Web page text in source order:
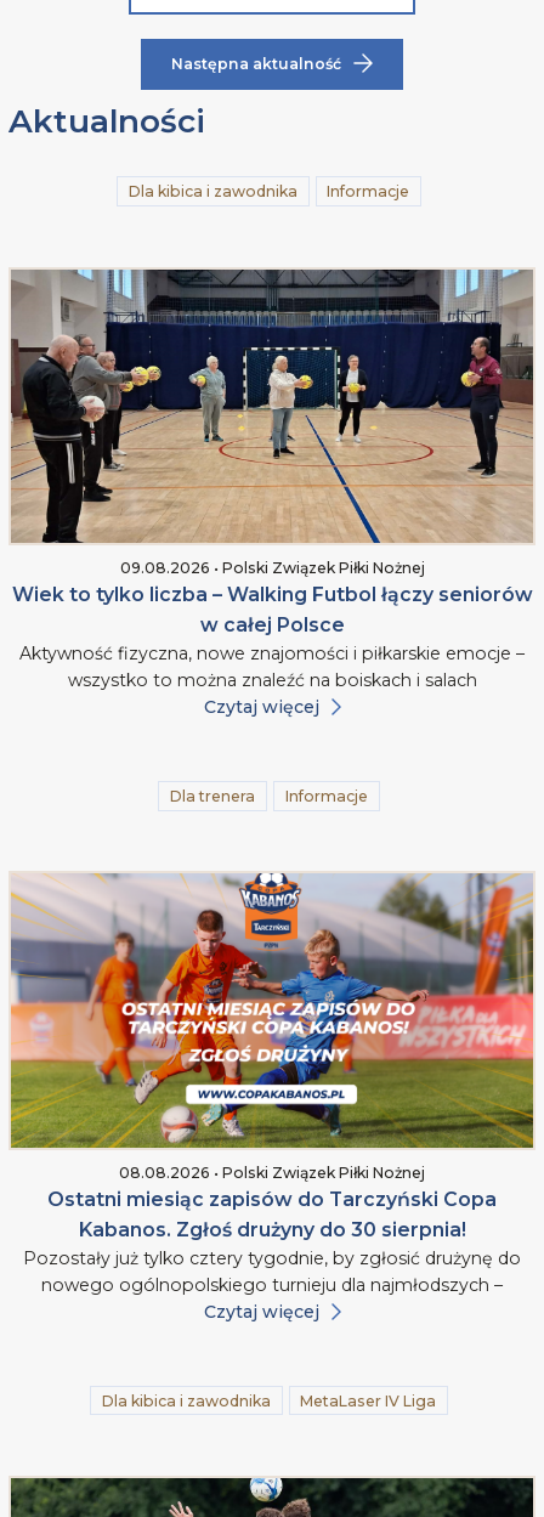
Następna aktualność
Aktualności
Dla kibica i zawodnika Informacje
09.08.2026 • Polski Związek Piłki Nożnej
Wiek to tylko liczba – Walking Futbol łączy seniorów
w całej Polsce
Aktywność fizyczna, nowe znajomości i piłkarskie emocje –
wszystko to można znaleźć na boiskach i salach
Czytaj więcej
Dla trenera Informacje
08.08.2026 • Polski Związek Piłki Nożnej
Ostatni miesiąc zapisów do Tarczyński Copa
Kabanos. Zgłoś drużyny do 30 sierpnia!
Pozostały już tylko cztery tygodnie, by zgłosić drużynę do
nowego ogólnopolskiego turnieju dla najmłodszych –
Czytaj więcej
Dla kibica i zawodnika MetaLaser IV Liga